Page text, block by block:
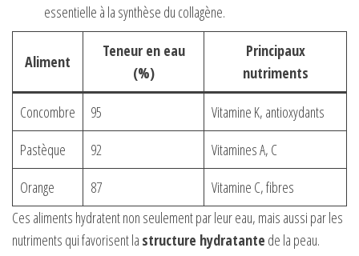
essentielle à la synthèse du collagène.
Aliment
Teneur en eau
(%)
Principaux
nutriments
Concombre 95
Vitamine K, antioxydants
Pastèque
92
Vitamines A, C
Orange
87
Vitamine C, fibres
Ces aliments hydratent non seulement par leur eau, mais aussi par les
nutriments qui favorisent la structure hydratante de la peau.